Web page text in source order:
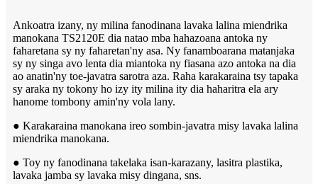
Ankoatra izany, ny milina fanodinana lavaka lalina miendrika
manokana TS2120E dia natao mba hahazoana antoka ny
faharetana sy ny faharetan'ny asa. Ny fanamboarana matanjaka
sy ny singa avo lenta dia miantoka ny fiasana azo antoka na dia
ao anatin'ny toe-javatra sarotra aza. Raha karakaraina tsy tapaka
sy araka ny tokony ho izy ity milina ity dia haharitra ela ary
hanome tombony amin'ny vola lany.
● Karakaraina manokana ireo sombin-javatra misy lavaka lalina
miendrika manokana.
● Toy ny fanodinana takelaka isan-karazany, lasitra plastika,
lavaka jamba sy lavaka misy dingana, sns.